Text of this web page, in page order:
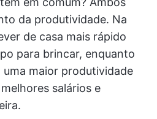
da produtividade. Na
de casa mais rápido
para brincar, enquanto
maior produtividade
salários e